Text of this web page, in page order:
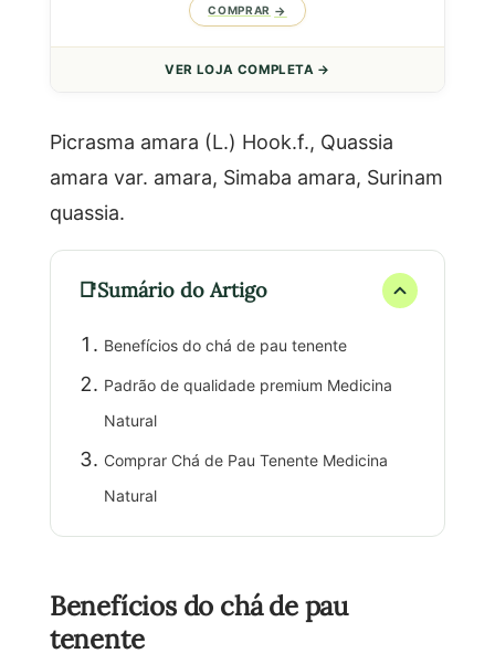
COMPRAR
VER LOJA COMPLETA →
Picrasma amara (L.) Hook.f., Quassia
amara var. amara, Simaba amara, Surinam
quassia.
Sumário do Artigo
Benefícios do chá de pau tenente
Padrão de qualidade premium Medicina
Natural
Comprar Chá de Pau Tenente Medicina
Natural
Benefícios do chá de pau
tenente